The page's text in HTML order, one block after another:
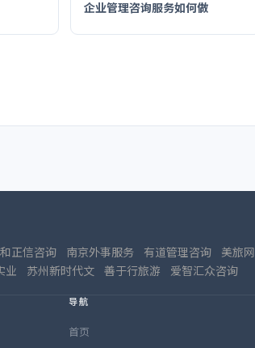
企业管理咨询服务如何做
和正信咨询 南京外事服务 有道管理咨询 美旅网
业 苏州新时代文 善于行旅游 爱智汇众咨询
导航
首页